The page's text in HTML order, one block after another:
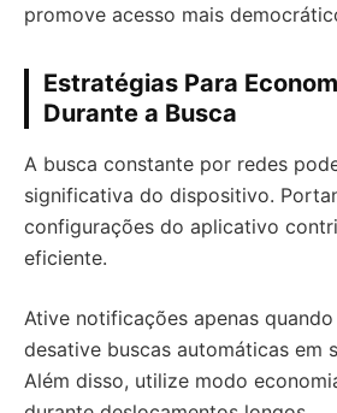
promove acesso mais
Estratégias Para
Durante a Busca
A busca constante por redes
significativa do dispositivo.
configurações do aplicativo
eficiente.
Ative notificações apenas
desative buscas automáticas em
Além disso, utilize modo